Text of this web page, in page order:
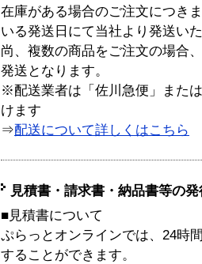
在庫がある場合のご注文につき
いる発送日にて当社より発送い
尚、複数の商品をご注文の場合
発送となります。
※配送業者は「佐川急便」また
けます
⇒配送について詳しくはこちら
見積書・請求書・納品書等の
■見積書について
ぷらっとオンラインでは、24時
することができます。